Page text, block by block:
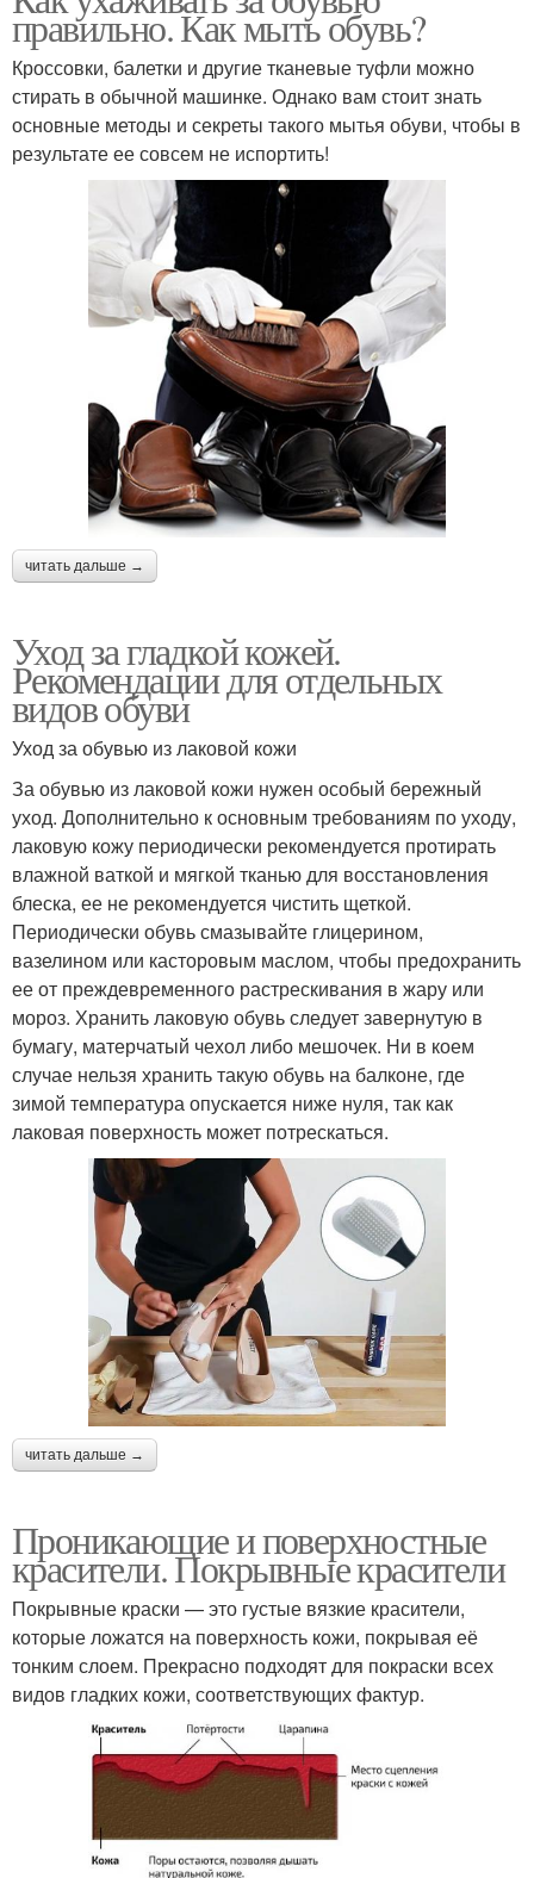
правильно. Как мыть обувь?
Кроссовки, балетки и другие тканевые туфли можно
стирать в обычной машинке. Однако вам стоит знать
основные методы и секреты такого мытья обуви, чтобы в
результате ее совсем не испортить!
читать дальше →
Уход за гладкой кожей.
Рекомендации для отдельных
видов обуви
Уход за обувью из лаковой кожи
За обувью из лаковой кожи нужен особый бережный
уход. Дополнительно к основным требованиям по уходу,
лаковую кожу периодически рекомендуется протирать
влажной ваткой и мягкой тканью для восстановления
блеска, ее не рекомендуется чистить щеткой.
Периодически обувь смазывайте глицерином,
вазелином или касторовым маслом, чтобы предохранить
ее от преждевременного растрескивания в жару или
мороз. Хранить лаковую обувь следует завернутую в
бумагу, матерчатый чехол либо мешочек. Ни в коем
случае нельзя хранить такую обувь на балконе, где
зимой температура опускается ниже нуля, так как
лаковая поверхность может потрескаться.
читать дальше →
Проникающие и поверхностные
красители. Покрывные красители
Покрывные краски — это густые вязкие красители,
которые ложатся на поверхность кожи, покрывая её
тонким слоем. Прекрасно подходят для покраски всех
видов гладких кожи, соответствующих фактур.